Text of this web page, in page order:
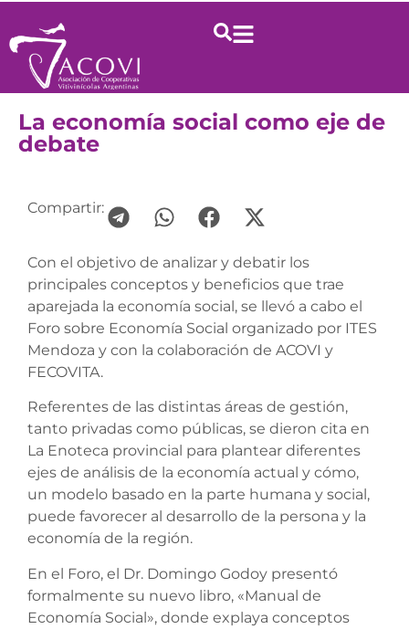
La economía social como eje de
debate
Compartir:
Con el objetivo de analizar y debatir los
principales conceptos y beneficios que trae
aparejada la economía social, se llevó a cabo el
Foro sobre Economía Social organizado por ITES
Mendoza y con la colaboración de ACOVI y
FECOVITA.
Referentes de las distintas áreas de gestión,
tanto privadas como públicas, se dieron cita en
La Enoteca provincial para plantear diferentes
ejes de análisis de la economía actual y cómo,
un modelo basado en la parte humana y social,
puede favorecer al desarrollo de la persona y la
economía de la región.
En el Foro, el Dr. Domingo Godoy presentó
formalmente su nuevo libro, «Manual de
Economía Social», donde explaya conceptos